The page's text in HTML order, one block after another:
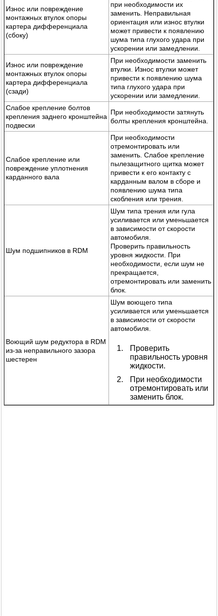
Износ или повреждение
монтажных втулок опоры
картера дифференциала
(сбоку)
при необходимости их
заменить. Неправильная
ориентация или износ втулки
может привести к появлению
шума типа глухого удара при
ускорении или замедлении.
Износ или повреждение
монтажных втулок опоры
картера дифференциала
(сзади)
При необходимости заменить
втулки. Износ втулки может
привести к появлению шума
типа глухого удара при
ускорении или замедлении.
Слабое крепление болтов
крепления заднего кронштейна
подвески
При необходимости затянуть
болты крепления кронштейна.
Слабое крепление или
повреждение уплотнения
карданного вала
При необходимости
отремонтировать или
заменить. Слабое крепление
пылезащитного щитка может
привести к его контакту с
карданным валом в сборе и
появлению шума типа
скобления или трения.
Шум подшипников в RDM
Шум типа трения или гула
усиливается или уменьшается
в зависимости от скорости
автомобиля.
Проверить правильность
уровня жидкости. При
необходимости, если шум не
прекращается,
отремонтировать или заменить
блок.
Воющий шум редуктора в RDM
из-за неправильного зазора
шестерен
Шум воющего типа
усиливается или уменьшается
в зависимости от скорости
автомобиля.
Проверить
правильность уровня
жидкости.
При необходимости
отремонтировать или
заменить блок.